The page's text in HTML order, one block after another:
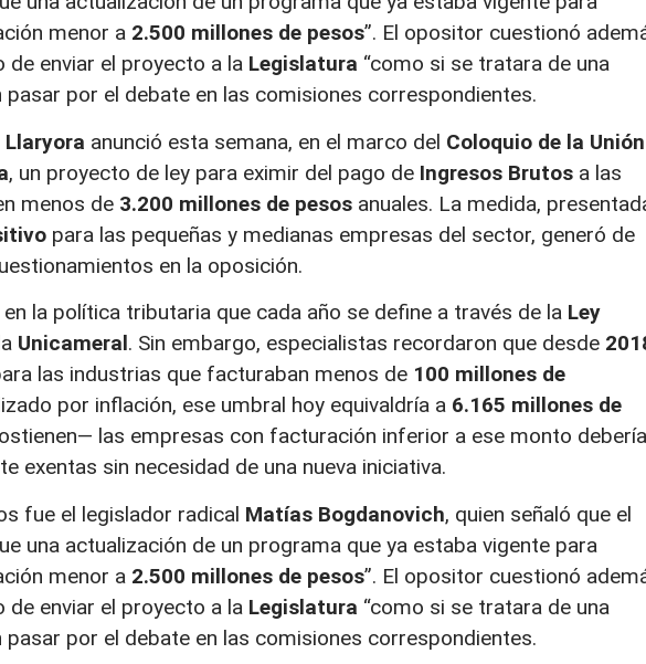
menor a 2.500 millones de pesos”. El opositor cuestionó
de enviar el proyecto a la Legislatura “como si se tratara de una
pasar por el debate en las comisiones correspondientes.
anunció esta semana, en el marco del Coloquio de la Unión
, un proyecto de ley para eximir del pago de Ingresos Brutos a las
menos de 3.200 millones de pesos anuales. La medida,
para las pequeñas y medianas empresas del sector, generó de
en la oposición.
la política tributaria que cada año se define a través de la Ley
Unicameral. Sin embargo, especialistas recordaron que desde
las industrias que facturaban menos de 100 millones de
por inflación, ese umbral hoy equivaldría a 6.165 millones de
las empresas con facturación inferior a ese monto
exentas sin necesidad de una nueva iniciativa.
fue el legislador radical Matías Bogdanovich, quien señaló que el
una actualización de un programa que ya estaba vigente para
menor a 2.500 millones de pesos”. El opositor cuestionó
de enviar el proyecto a la Legislatura “como si se tratara de una
pasar por el debate en las comisiones correspondientes.